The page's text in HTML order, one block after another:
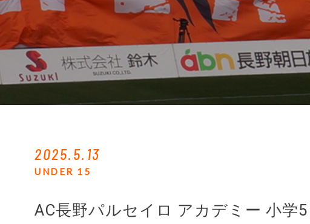
2025.5.13
UNDER 15
AC長野パルセイロ アカデミー 小学